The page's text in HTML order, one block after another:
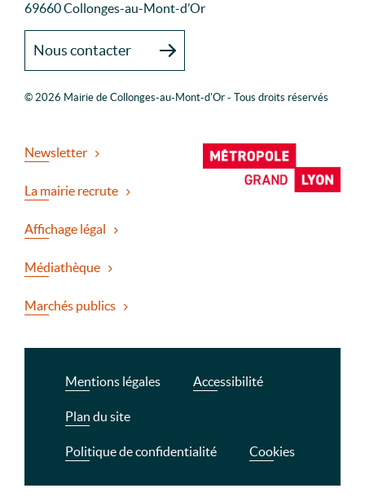
69660 Collonges-au-Mont-d’Or
Nous contacter
© 2026 Mairie de Collonges-au-Mont-d'Or - Tous droits réservés
Newsletter
La mairie recrute
Affichage légal
Médiathèque
Marchés publics
Mentions légales Accessibilité
Plan du site
Politique de confidentialité Cookies